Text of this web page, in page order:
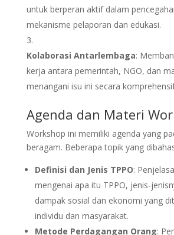
untuk berperan aktif dalam
mekanisme pelaporan dan edukasi.
Kolaborasi Antarlembaga:
kerja antara pemerintah, NGO, dan
menangani isu ini secara
Agenda dan Materi
Workshop ini memiliki agenda yang
beragam. Beberapa topik yang
Definisi dan Jenis TPPO:
mengenai apa itu TPPO, jenis-
dampak sosial dan ekonomi yang
individu dan masyarakat.
Metode Perdagangan Orang: